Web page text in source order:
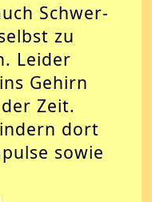
Schwer-
zu
Leider
Gehirn
Zeit.
dort
sowie